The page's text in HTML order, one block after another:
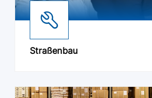
Straßenbau